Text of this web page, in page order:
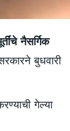
नैसर्गिक
बुधवारी
गेल्या